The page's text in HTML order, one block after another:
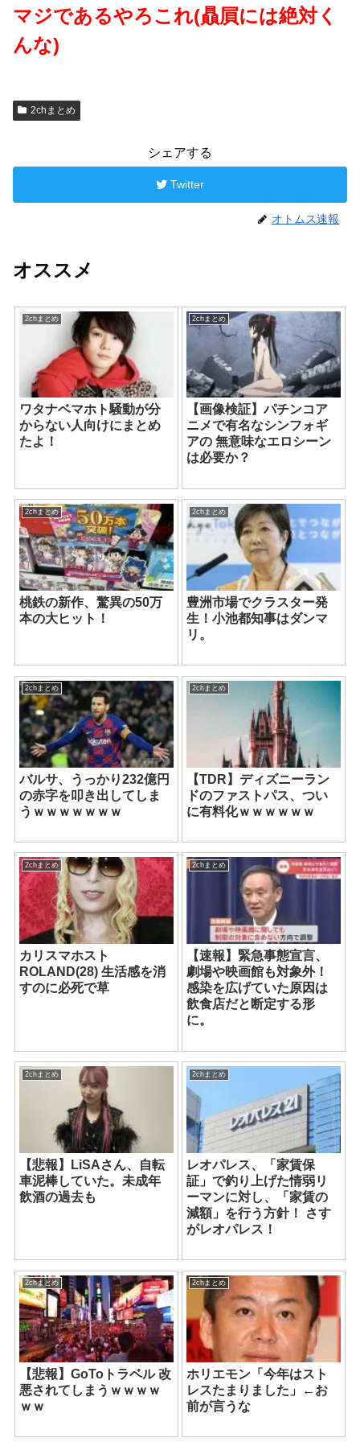
マジであるやろこれ(贔屓には絶対く
んな)
2chまとめ
シェアする
Twitter
オトムス速報
オススメ
2chまとめ
ワタナベマホト騒動が分
からない人向けにまとめ
たよ！
2chまとめ
【画像検証】パチンコア
ニメで有名なシンフォギ
アの 無意味なエロシーン
は必要か？
2chまとめ
桃鉄の新作、驚異の50万
本の大ヒット！
2chまとめ
豊洲市場でクラスター発
生！小池都知事はダンマ
リ。
2chまとめ
バルサ、うっかり232億円
の赤字を叩き出してしま
うｗｗｗｗｗｗｗ
2chまとめ
【TDR】ディズニーラン
ドのファストパス、つい
に有料化ｗｗｗｗｗｗ
2chまとめ
カリスマホスト
ROLAND(28) 生活感を消
すのに必死で草
2chまとめ
【速報】緊急事態宣言、
劇場や映画館も対象外！
感染を広げていた原因は
飲食店だと断定する形
に。
2chまとめ
【悲報】LiSAさん、自転
車泥棒していた。未成年
飲酒の過去も
2chまとめ
レオパレス、「家賃保
証」で釣り上げた情弱リ
ーマンに対し、「家賃の
減額」を行う方針！ さす
がレオパレス！
2chまとめ
【悲報】GoToトラベル 改
悪されてしまうｗｗｗｗ
ｗｗ
2chまとめ
ホリエモン「今年はスト
レスたまりました」←お
前が言うな